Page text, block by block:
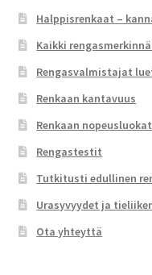
Halppisrenkaat –
Kaikki
Rengasvalmistajat
Renkaan kantavuus
Renkaan nopeusluokat
Rengastestit
Tutkitusti edullinen
Urasyvyydet ja
Ota yhteyttä